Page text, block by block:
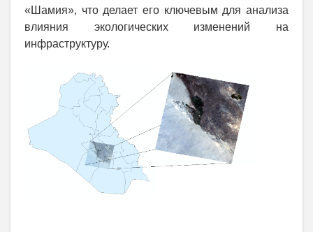
«Шамия», что делает его ключевым для анализа
влияния экологических изменений на
инфраструктуру.